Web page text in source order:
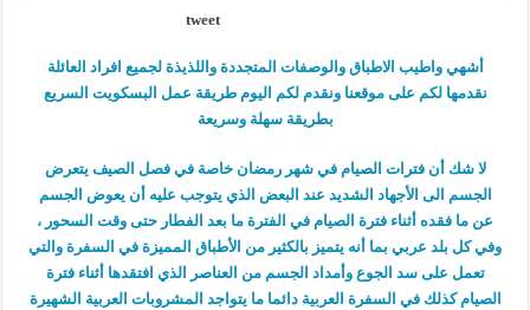
tweet
أشهي واطيب الاطباق والوصفات المتجددة واللذيذة لجميع افراد العائلة
نقدمها لكم على موقعنا ونقدم لكم اليوم طريقة عمل البسكويت السريع
بطريقة سهلة وسريعة
لا شك أن فترات الصيام في شهر رمضان خاصة في فصل الصيف يتعرض
الجسم الى الأجهاد الشديد عند البعض الذي يتوجب عليه أن يعوض الجسم
عن ما فقده أثناء فترة الصيام في الفترة ما بعد الفطار حتى وقت السحور ،
وفي كل بلد عربي بما أنه يتميز بالكثير من الأطباق المميزة في السفرة والتي
تعمل على سد الجوع وأمداد الجسم من العناصر الذي افتقدها أثناء فترة
الصيام كذلك في السفرة العربية دائما ما يتواجد المشروبات العربية الشهيرة